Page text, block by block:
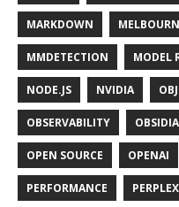
MARKDOWN
MMDETECTION MODEL
NODE.JS NVIDIA
OBSERVABILITY
OPEN SOURCE OPENAI
PERFORMANCE